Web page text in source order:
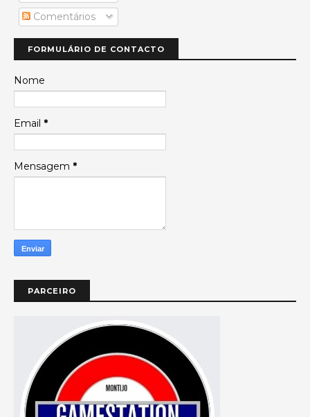
Comentários
FORMULÁRIO DE CONTACTO
Nome
Email *
Mensagem *
PARCEIRO